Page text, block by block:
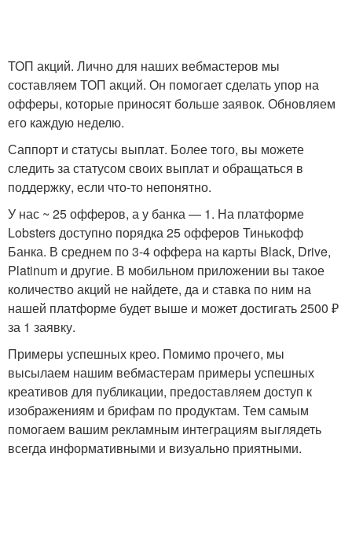
ТОП акций. Лично для наших вебмастеров мы
составляем ТОП акций. Он помогает сделать упор на
офферы, которые приносят больше заявок. Обновляем
его каждую неделю.
Саппорт и статусы выплат. Более того, вы можете
следить за статусом своих выплат и обращаться в
поддержку, если что-то непонятно.
У нас ~ 25 офферов, а у банка — 1. На платформе
Lobsters доступно порядка 25 офферов Тинькофф
Банка. В среднем по 3-4 оффера на карты Black, Drive,
Platinum и другие. В мобильном приложении вы такое
количество акций не найдете, да и ставка по ним на
нашей платформе будет выше и может достигать 2500 ₽
за 1 заявку.
Примеры успешных крео. Помимо прочего, мы
высылаем нашим вебмастерам примеры успешных
креативов для публикации, предоставляем доступ к
изображениям и брифам по продуктам. Тем самым
помогаем вашим рекламным интеграциям выглядеть
всегда информативными и визуально приятными.